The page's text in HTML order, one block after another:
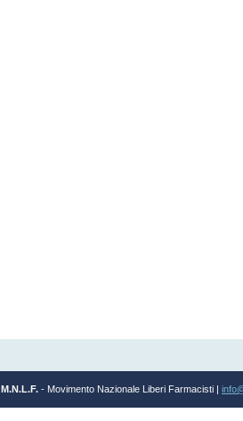
M.N.L.F. - Movimento Nazionale Liberi Farmacisti |